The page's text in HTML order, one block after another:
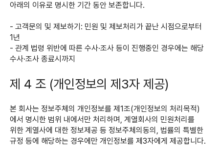
아래의 이유로 명시한 기간 동안 보존합니다.
- 고객문의 및 제보하기: 민원 및 제보처리가 끝난 시점으로부터
1년
- 관계 법령 위반에 따른 수사·조사 등이 진행중인 경우에는 해당
수사·조사 종료시까지
제 4 조 (개인정보의 제3자 제공)
본 회사는 정보주체의 개인정보를 제1조(개인정보의 처리목적)
에서 명시한 범위 내에서만 처리하며, 계열회사의 민원처리를
위한 계열사에 대한 정보제공 등 정보주체의동의, 법률의 특별한
규정 등에 해당하는 경우에만 개인정보를 제3자에게 제공합니다.